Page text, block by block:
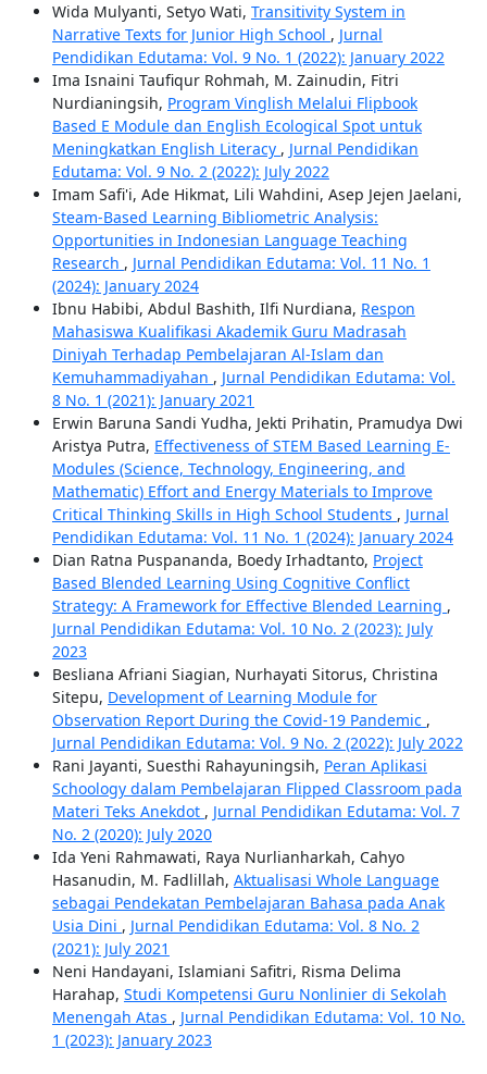
Wida Mulyanti, Setyo Wati, Transitivity System in
Narrative Texts for Junior High School , Jurnal
Pendidikan Edutama: Vol. 9 No. 1 (2022): January 2022
Ima Isnaini Taufiqur Rohmah, M. Zainudin, Fitri
Nurdianingsih, Program Vinglish Melalui Flipbook
Based E Module dan English Ecological Spot untuk
Meningkatkan English Literacy , Jurnal Pendidikan
Edutama: Vol. 9 No. 2 (2022): July 2022
Imam Safi'i, Ade Hikmat, Lili Wahdini, Asep Jejen Jaelani,
Steam-Based Learning Bibliometric Analysis:
Opportunities in Indonesian Language Teaching
Research , Jurnal Pendidikan Edutama: Vol. 11 No. 1
(2024): January 2024
Ibnu Habibi, Abdul Bashith, Ilfi Nurdiana, Respon
Mahasiswa Kualifikasi Akademik Guru Madrasah
Diniyah Terhadap Pembelajaran Al-Islam dan
Kemuhammadiyahan , Jurnal Pendidikan Edutama: Vol.
8 No. 1 (2021): January 2021
Erwin Baruna Sandi Yudha, Jekti Prihatin, Pramudya Dwi
Aristya Putra, Effectiveness of STEM Based Learning E-
Modules (Science, Technology, Engineering, and
Mathematic) Effort and Energy Materials to Improve
Critical Thinking Skills in High School Students , Jurnal
Pendidikan Edutama: Vol. 11 No. 1 (2024): January 2024
Dian Ratna Puspananda, Boedy Irhadtanto, Project
Based Blended Learning Using Cognitive Conflict
Strategy: A Framework for Effective Blended Learning ,
Jurnal Pendidikan Edutama: Vol. 10 No. 2 (2023): July
2023
Besliana Afriani Siagian, Nurhayati Sitorus, Christina
Sitepu, Development of Learning Module for
Observation Report During the Covid-19 Pandemic ,
Jurnal Pendidikan Edutama: Vol. 9 No. 2 (2022): July 2022
Rani Jayanti, Suesthi Rahayuningsih, Peran Aplikasi
Schoology dalam Pembelajaran Flipped Classroom pada
Materi Teks Anekdot , Jurnal Pendidikan Edutama: Vol. 7
No. 2 (2020): July 2020
Ida Yeni Rahmawati, Raya Nurlianharkah, Cahyo
Hasanudin, M. Fadlillah, Aktualisasi Whole Language
sebagai Pendekatan Pembelajaran Bahasa pada Anak
Usia Dini , Jurnal Pendidikan Edutama: Vol. 8 No. 2
(2021): July 2021
Neni Handayani, Islamiani Safitri, Risma Delima
Harahap, Studi Kompetensi Guru Nonlinier di Sekolah
Menengah Atas , Jurnal Pendidikan Edutama: Vol. 10 No.
1 (2023): January 2023